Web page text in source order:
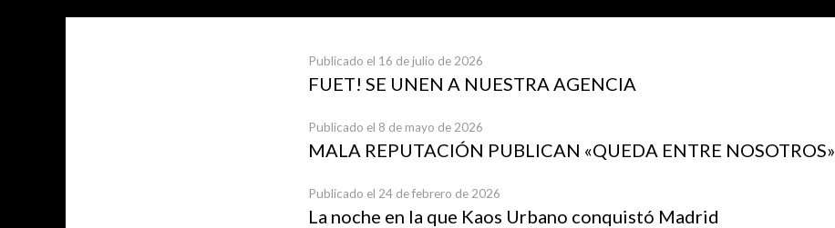
Publicado el 16 de julio de 2026
FUET! SE UNEN A NUESTRA AGENCIA
Publicado el 8 de mayo de 2026
MALA REPUTACIÓN PUBLICAN «QUEDA ENTRE NOSOTROS»
Publicado el 24 de febrero de 2026
La noche en la que Kaos Urbano conquistó Madrid